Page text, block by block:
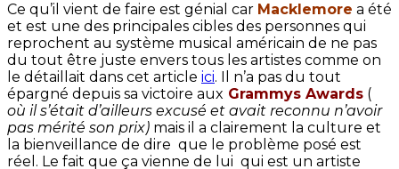
Ce qu’il vient de faire est génial car Macklemore a été
et est une des principales cibles des personnes qui
reprochent au système musical américain de ne pas
du tout être juste envers tous les artistes comme on
le détaillait dans cet article ici. Il n’a pas du tout
épargné depuis sa victoire aux Grammys Awards (
où il s’était d’ailleurs excusé et avait reconnu n’avoir
pas mérité son prix) mais il a clairement la culture et
la bienveillance de dire que le problème posé est
réel. Le fait que ça vienne de lui qui est un artiste